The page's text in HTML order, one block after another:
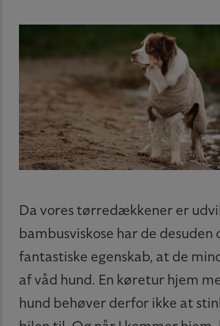
Da vores tørredækkener er
bambusviskose har de desuden
fantastiske egenskab, at de
af våd hund. En køretur hjem
hund behøver derfor ikke at